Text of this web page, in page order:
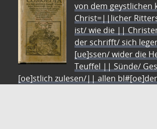
von dem geystlichen
Christ=||licher
ist/ wie die ||
der schrifft/ sich
[ue]ssen/ wider die
Teuffel || Sünde/
[oe]stlich zulesen/|| allen